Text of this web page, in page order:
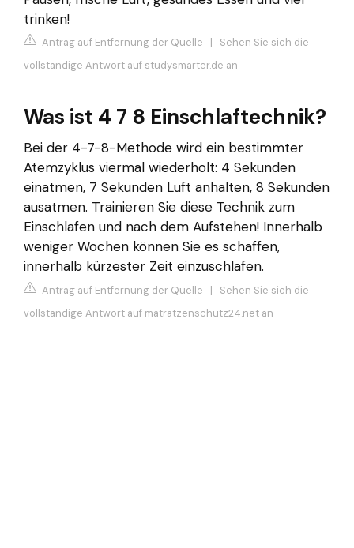
trinken!
Antrag auf Entfernung der Quelle | Sehen Sie sich die
vollständige Antwort auf studysmarter.de an
Was ist 4 7 8 Einschlaftechnik?
Bei der 4-7-8-Methode wird ein bestimmter
Atemzyklus viermal wiederholt: 4 Sekunden
einatmen, 7 Sekunden Luft anhalten, 8 Sekunden
ausatmen. Trainieren Sie diese Technik zum
Einschlafen und nach dem Aufstehen! Innerhalb
weniger Wochen können Sie es schaffen,
innerhalb kürzester Zeit einzuschlafen.
Antrag auf Entfernung der Quelle | Sehen Sie sich die
vollständige Antwort auf matratzenschutz24.net an